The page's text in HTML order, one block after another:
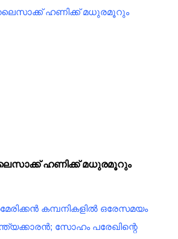
ഹണിക്ക്‌ മധുരമൂറും